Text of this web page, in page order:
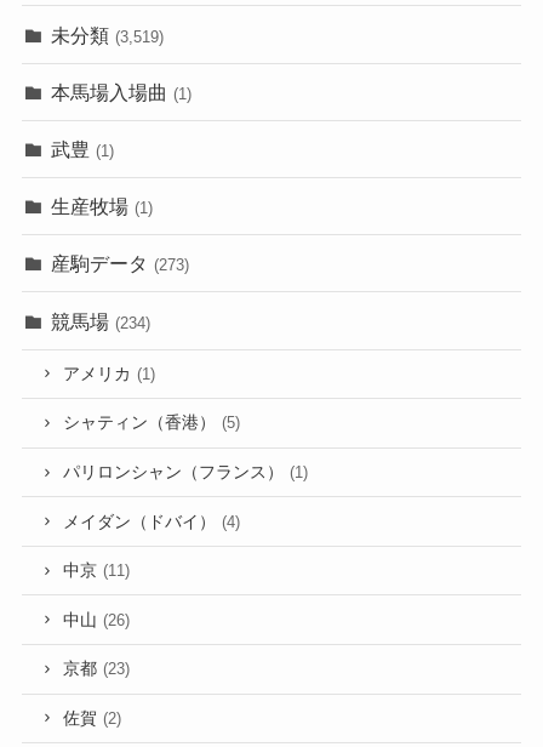
未分類 (3,519)
本馬場入場曲 (1)
武豊 (1)
生産牧場 (1)
産駒データ (273)
競馬場 (234)
アメリカ (1)
シャティン（香港） (5)
パリロンシャン（フランス） (1)
メイダン（ドバイ） (4)
中京 (11)
中山 (26)
京都 (23)
佐賀 (2)